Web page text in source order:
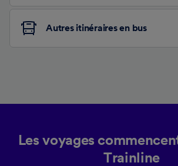
Autres itinéraires en bus
Les voyages
Trainline